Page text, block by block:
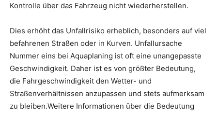
Kontrolle über das Fahrzeug nicht wiederherstellen.
Dies erhöht das Unfallrisiko erheblich, besonders auf viel
befahrenen Straßen oder in Kurven. Unfallursache
Nummer eins bei Aquaplaning ist oft eine unangepasste
Geschwindigkeit. Daher ist es von größter Bedeutung,
die Fahrgeschwindigkeit den Wetter- und
Straßenverhältnissen anzupassen und stets aufmerksam
zu bleiben.Weitere Informationen über die Bedeutung